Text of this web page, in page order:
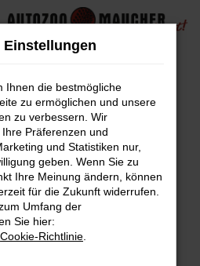
Error
aufgetreten.
die dir helfen können:
und deine
zum Beispiel deine
Einstellungen
Ihnen die bestmögliche
zu ermöglichen und unsere
zu verbessern. Wir
Präferenzen und
und Statistiken nur,
geben. Wenn Sie zu
Ihre Meinung ändern, können
für die Zukunft widerrufen.
Umfang der
Sie hier:
Cookie-Richtlinie